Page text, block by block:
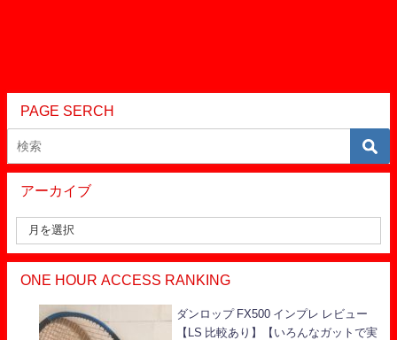
PAGE SERCH
アーカイブ
ONE HOUR ACCESS RANKING
ダンロップ FX500 インプレ レビュー
【LS 比較あり】【いろんなガットで実